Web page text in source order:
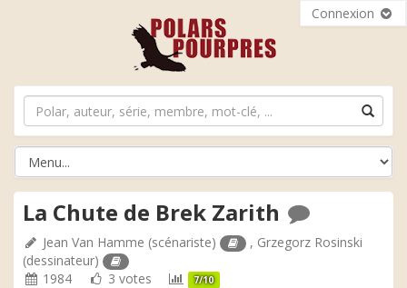
Connexion
La Chute de Brek Zarith
Jean Van Hamme (scénariste) , Grzegorz Rosinski
(dessinateur)
1984
3 votes 7/10